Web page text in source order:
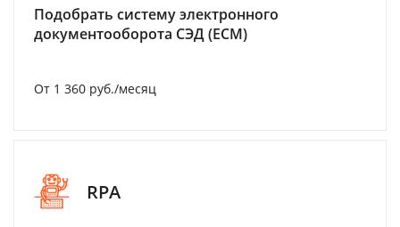
Подобрать систему электронного
документооборота СЭД (ECM)
От 1 360 руб./месяц
RPA